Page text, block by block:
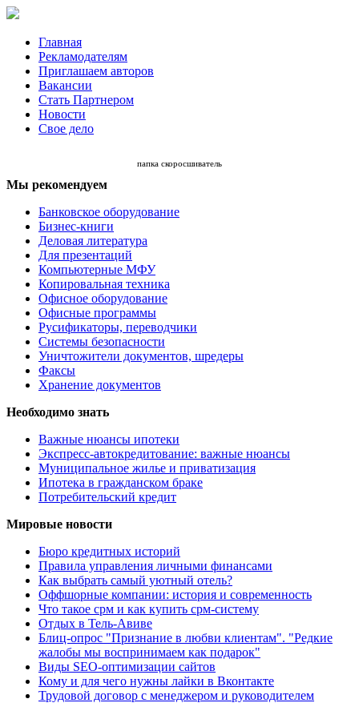
Главная
Рекламодателям
Приглашаем авторов
Вакансии
Стать Партнером
Новости
Свое дело
папка скоросшиватель
Мы рекомендуем
Банковское оборудование
Бизнес-книги
Деловая литература
Для презентаций
Компьютерные МФУ
Копировальная техника
Офисное оборудование
Офисные программы
Русификаторы, переводчики
Системы безопасности
Уничтожители документов, шредеры
Факсы
Хранение документов
Необходимо знать
Важные нюансы ипотеки
Экспресс-автокредитование: важные нюансы
Муниципальное жилье и приватизация
Ипотека в гражданском браке
Потребительский кредит
Мировые новости
Бюро кредитных историй
Правила управления личными финансами
Как выбрать самый уютный отель?
Оффшорные компании: история и современность
Что такое срм и как купить срм-систему
Отдых в Тель-Авиве
Блиц-опрос "Признание в любви клиентам". "Редкие
жалобы мы воспринимаем как подарок"
Виды SEO-оптимизации сайтов
Кому и для чего нужны лайки в Вконтакте
Трудовой договор с менеджером и руководителем